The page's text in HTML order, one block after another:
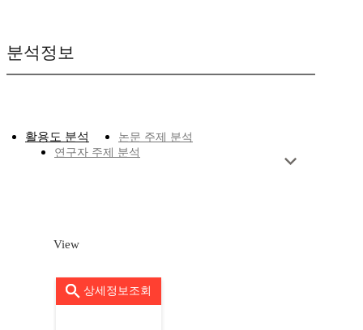
분석정보
활용도 분석
논문 주제 분석
연구자 주제 분석
View
상세정보조회